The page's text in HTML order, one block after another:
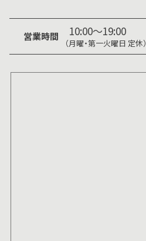
営業時間 10:00～19:00
（月曜・第一火曜日 定休）